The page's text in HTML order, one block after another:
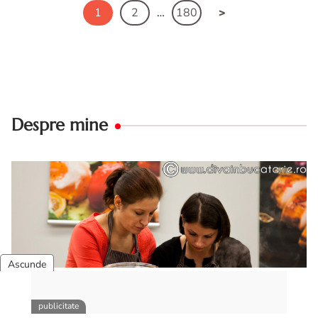
1 2 … 180
Despre mine